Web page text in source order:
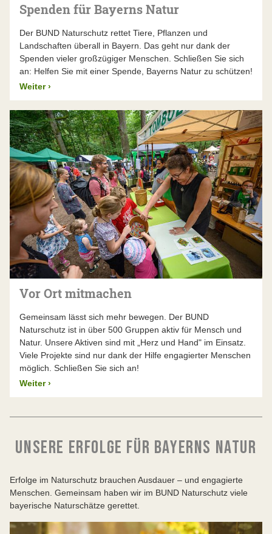
Spenden für Bayerns Natur
Der BUND Naturschutz rettet Tiere, Pflanzen und
Landschaften überall in Bayern. Das geht nur dank der
Spenden vieler großzügiger Menschen. Schließen Sie sich
an: Helfen Sie mit einer Spende, Bayerns Natur zu schützen!
Weiter ›
Vor Ort mitmachen
Gemeinsam lässt sich mehr bewegen. Der BUND
Naturschutz ist in über 500 Gruppen aktiv für Mensch und
Natur. Unsere Aktiven sind mit „Herz und Hand" im Einsatz.
Viele Projekte sind nur dank der Hilfe engagierter Menschen
möglich. Schließen Sie sich an!
Weiter ›
UNSERE ERFOLGE FÜR BAYERNS NATUR
Erfolge im Naturschutz brauchen Ausdauer – und engagierte
Menschen. Gemeinsam haben wir im BUND Naturschutz viele
bayerische Naturschätze gerettet.